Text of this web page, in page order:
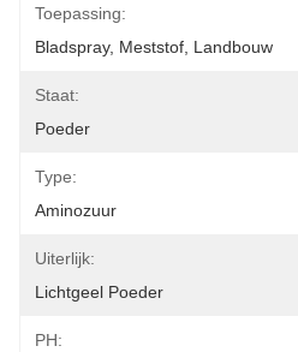
Toepassing:
Bladspray, Meststof, Landbouw
Staat:
Poeder
Type:
Aminozuur
Uiterlijk:
Lichtgeel Poeder
PH: